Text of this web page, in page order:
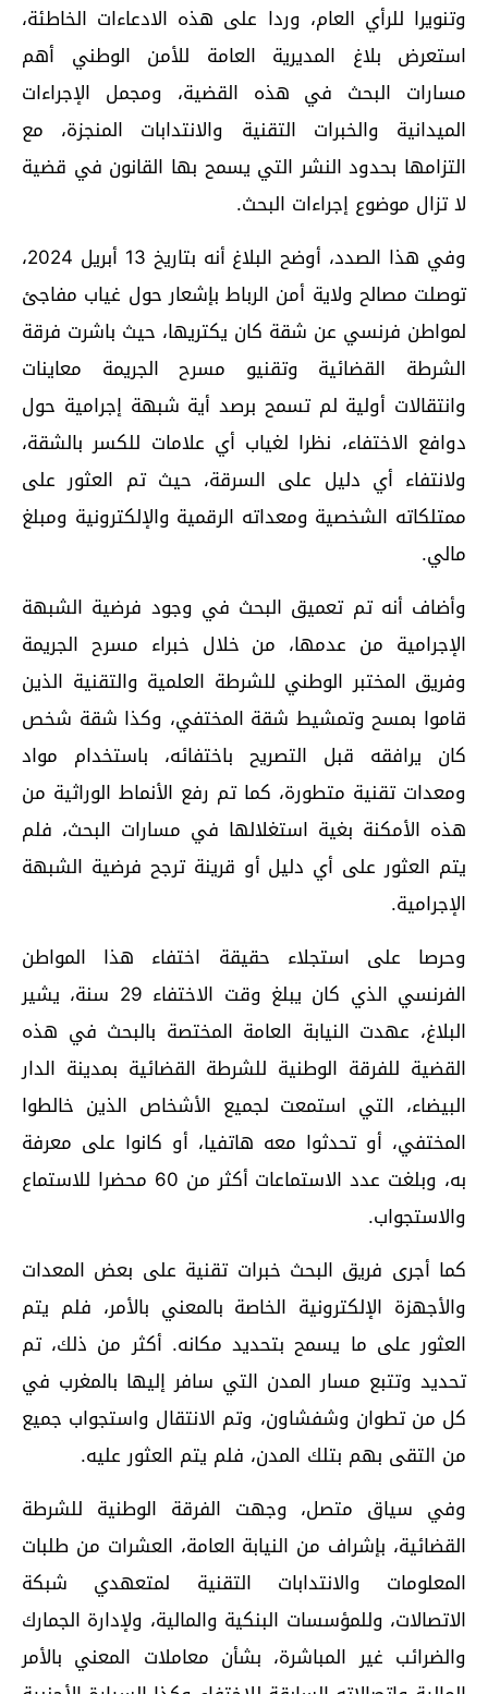
وتنويرا للرأي العام، وردا على هذه الادعاءات الخاطئة،
استعرض بلاغ المديرية العامة للأمن الوطني أهم
مسارات البحث في هذه القضية، ومجمل الإجراءات
الميدانية والخبرات التقنية والانتدابات المنجزة، مع
التزامها بحدود النشر التي يسمح بها القانون في قضية
لا تزال موضوع إجراءات البحث.
وفي هذا الصدد، أوضح البلاغ أنه بتاريخ 13 أبريل 2024،
توصلت مصالح ولاية أمن الرباط بإشعار حول غياب مفاجئ
لمواطن فرنسي عن شقة كان يكتريها، حيث باشرت فرقة
الشرطة القضائية وتقنيو مسرح الجريمة معاينات
وانتقالات أولية لم تسمح برصد أية شبهة إجرامية حول
دوافع الاختفاء، نظرا لغياب أي علامات للكسر بالشقة،
ولانتفاء أي دليل على السرقة، حيث تم العثور على
ممتلكاته الشخصية ومعداته الرقمية والإلكترونية ومبلغ
مالي.
وأضاف أنه تم تعميق البحث في وجود فرضية الشبهة
الإجرامية من عدمها، من خلال خبراء مسرح الجريمة
وفريق المختبر الوطني للشرطة العلمية والتقنية الذين
قاموا بمسح وتمشيط شقة المختفي، وكذا شقة شخص
كان يرافقه قبل التصريح باختفائه، باستخدام مواد
ومعدات تقنية متطورة، كما تم رفع الأنماط الوراثية من
هذه الأمكنة بغية استغلالها في مسارات البحث، فلم
يتم العثور على أي دليل أو قرينة ترجح فرضية الشبهة
الإجرامية.
وحرصا على استجلاء حقيقة اختفاء هذا المواطن
الفرنسي الذي كان يبلغ وقت الاختفاء 29 سنة، يشير
البلاغ، عهدت النيابة العامة المختصة بالبحث في هذه
القضية للفرقة الوطنية للشرطة القضائية بمدينة الدار
البيضاء، التي استمعت لجميع الأشخاص الذين خالطوا
المختفي، أو تحدثوا معه هاتفيا، أو كانوا على معرفة
به، وبلغت عدد الاستماعات أكثر من 60 محضرا للاستماع
والاستجواب.
كما أجرى فريق البحث خبرات تقنية على بعض المعدات
والأجهزة الإلكترونية الخاصة بالمعني بالأمر، فلم يتم
العثور على ما يسمح بتحديد مكانه. أكثر من ذلك، تم
تحديد وتتبع مسار المدن التي سافر إليها بالمغرب في
كل من تطوان وشفشاون، وتم الانتقال واستجواب جميع
من التقى بهم بتلك المدن، فلم يتم العثور عليه.
وفي سياق متصل، وجهت الفرقة الوطنية للشرطة
القضائية، بإشراف من النيابة العامة، العشرات من طلبات
المعلومات والانتدابات التقنية لمتعهدي شبكة
الاتصالات، وللمؤسسات البنكية والمالية، ولإدارة الجمارك
والضرائب غير المباشرة، بشأن معاملات المعني بالأمر